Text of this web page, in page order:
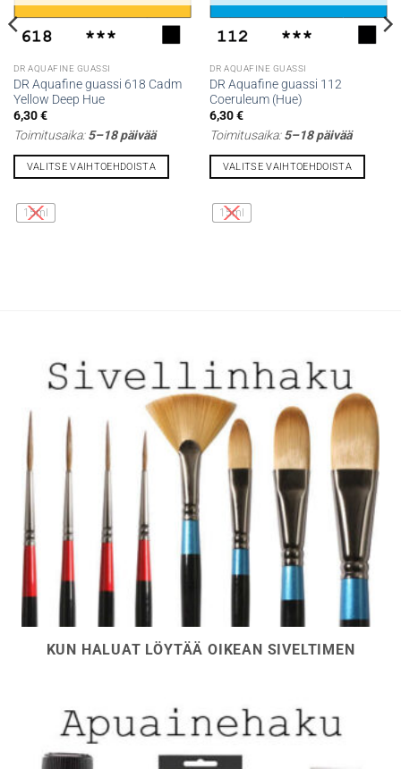
DR AQUAFINE GUASSI
DR Aquafine guassi 618 Cadm
Yellow Deep Hue
6,30€
Toimitusaika:5–18 päivää
VALITSE VAIHTOEHDOISTA
tuotteella
on
15ml
DR AQUAFINE GUASSI
DR Aquafine guassi 112
Coeruleum (Hue)
6,30€
Toimitusaika:5–18 päivää
VALITSE VAIHTOEHDOISTA
tuotteella
on
15ml
KUN HALUAT LÖYTÄÄ OIKEAN SIVELTIMEN